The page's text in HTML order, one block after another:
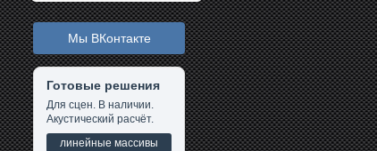
Мы ВКонтакте
Готовые решения
Для сцен. В наличии.
Акустический расчёт.
линейные массивы